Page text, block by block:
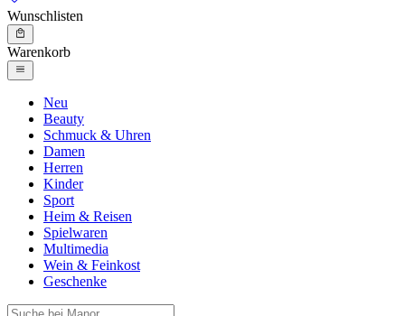
Wunschlisten
Warenkorb
Neu
Beauty
Schmuck & Uhren
Damen
Herren
Kinder
Sport
Heim & Reisen
Spielwaren
Multimedia
Wein & Feinkost
Geschenke